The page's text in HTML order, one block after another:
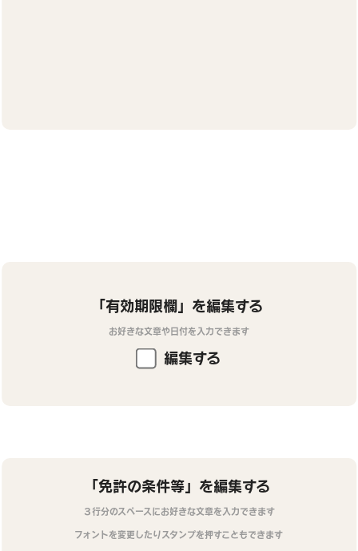
「有効期限欄」を編集する
お好きな文章や日付を入力できます
編集する
「免許の条件等」を編集する
３行分のスペースにお好きな文章を入力できます
フォントを変更したりスタンプを押すこともできます